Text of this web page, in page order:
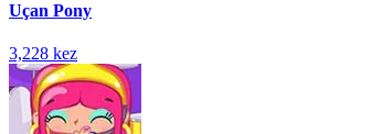
Uçan Pony
3,228 kez